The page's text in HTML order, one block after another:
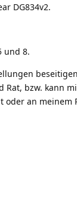
DG834v2.
und 8.
Rat, bzw. kann
oder an meinem